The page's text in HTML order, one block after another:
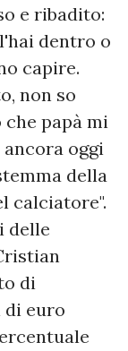
e ribadito:
dentro o
capire.
non so
papà mi
oggi
della
calciatore".
delle
di
di euro